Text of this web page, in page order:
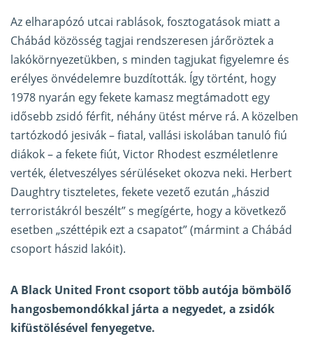
Az elharapózó utcai rablások, fosztogatások miatt a
Chábád közösség tagjai rendszeresen járőröztek a
lakókörnyezetükben, s minden tagjukat figyelemre és
erélyes önvédelemre buzdították. Így történt, hogy
1978 nyarán egy fekete kamasz megtámadott egy
idősebb zsidó férfit, néhány ütést mérve rá. A közelben
tartózkodó jesivák – fiatal, vallási iskolában tanuló fiú
diákok – a fekete fiút, Victor Rhodest eszméletlenre
verték, életveszélyes sérüléseket okozva neki. Herbert
Daughtry tiszteletes, fekete vezető ezután „hászid
terroristákról beszélt” s megígérte, hogy a következő
esetben „széttépik ezt a csapatot” (mármint a Chábád
csoport hászid lakóit).
A Black United Front csoport több autója bömbölő
hangosbemondókkal járta a negyedet, a zsidók
kifüstölésével fenyegetve.